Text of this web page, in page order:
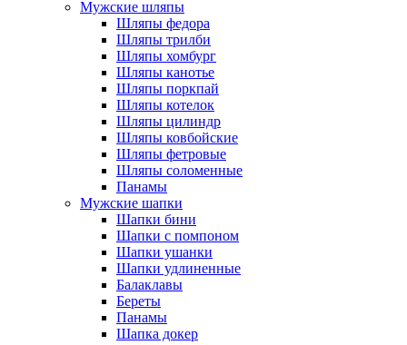
Мужские шляпы
Шляпы федора
Шляпы трилби
Шляпы хомбург
Шляпы канотье
Шляпы поркпай
Шляпы котелок
Шляпы цилиндр
Шляпы ковбойские
Шляпы фетровые
Шляпы соломенные
Панамы
Мужские шапки
Шапки бини
Шапки с помпоном
Шапки ушанки
Шапки удлиненные
Балаклавы
Береты
Панамы
Шапка докер